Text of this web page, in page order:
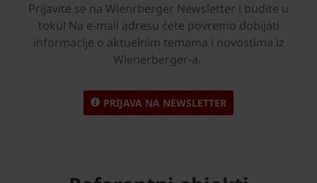
Prijavite se na Wienrberger Newsletter i budite u
toku! Na e-mail adresu ćete povremo dobijati
informacije o aktuelnim temama i novostima iz
Wienerberger-a.
PRIJAVA NA NEWSLETTER